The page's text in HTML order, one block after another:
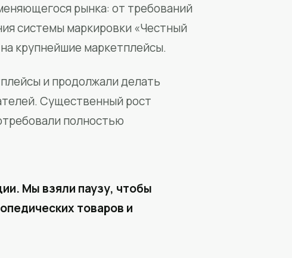
рынка: от требований
системы маркировки «Честный
крупнейшие маркетплейсы.
и продолжали делать
Существенный рост
полностью
Мы взяли паузу, чтобы
товаров и